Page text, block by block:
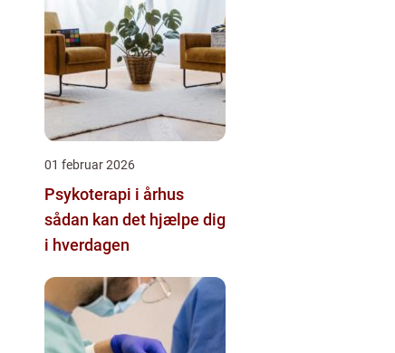
01 februar 2026
Psykoterapi i århus
sådan kan det hjælpe dig
i hverdagen